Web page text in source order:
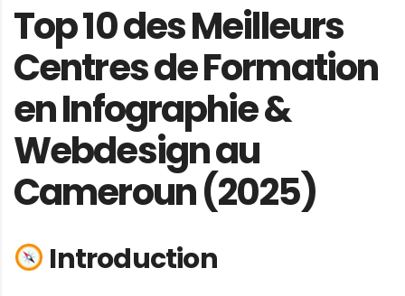
Top 10 des Meilleurs
Centres de Formation
en Infographie &
Webdesign au
Cameroun (2025)
Introduction